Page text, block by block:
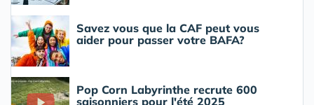
Savez vous que la CAF peut vous
aider pour passer votre BAFA?
Pop Corn Labyrinthe recrute 600
saisonniers pour l'été 2025